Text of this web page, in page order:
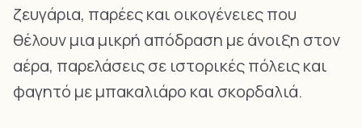
ζευγάρια, παρέες και οικογένειες που
θέλουν μια μικρή απόδραση με άνοιξη στον
αέρα, παρελάσεις σε ιστορικές πόλεις και
φαγητό με μπακαλιάρο και σκορδαλιά.